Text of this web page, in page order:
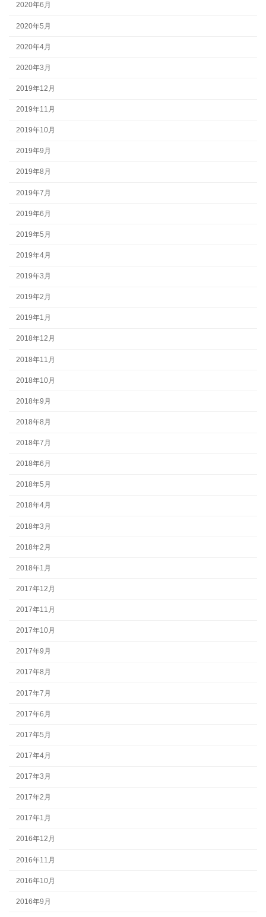
2020年6月
2020年5月
2020年4月
2020年3月
2019年12月
2019年11月
2019年10月
2019年9月
2019年8月
2019年7月
2019年6月
2019年5月
2019年4月
2019年3月
2019年2月
2019年1月
2018年12月
2018年11月
2018年10月
2018年9月
2018年8月
2018年7月
2018年6月
2018年5月
2018年4月
2018年3月
2018年2月
2018年1月
2017年12月
2017年11月
2017年10月
2017年9月
2017年8月
2017年7月
2017年6月
2017年5月
2017年4月
2017年3月
2017年2月
2017年1月
2016年12月
2016年11月
2016年10月
2016年9月